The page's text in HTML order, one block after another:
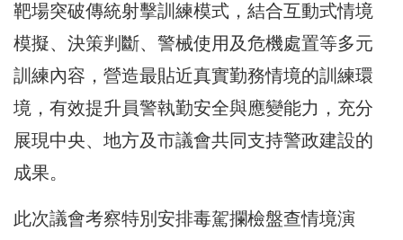
靶場突破傳統射擊訓練模式，結合互動式情境
模擬、決策判斷、警械使用及危機處置等多元
訓練內容，營造最貼近真實勤務情境的訓練環
境，有效提升員警執勤安全與應變能力，充分
展現中央、地方及市議會共同支持警政建設的
成果。
此次議會考察特別安排毒駕攔檢盤查情境演